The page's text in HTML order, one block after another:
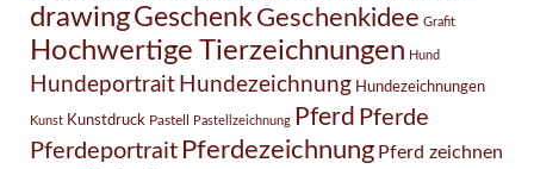
drawingGeschenkGeschenkidee Grafit
Hochwertige Tierzeichnungen Hund
Hundeportrait Hundezeichnung Hundezeichnungen
Kunst Kunstdruck Pastell Pastellzeichnung Pferd Pferde
Pferdeportrait Pferdezeichnung Pferd zeichnen